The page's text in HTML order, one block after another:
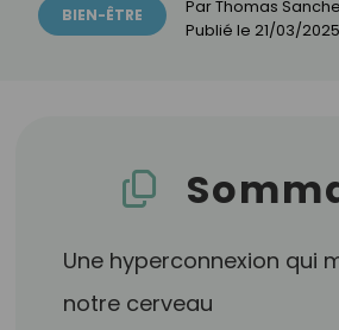
BIEN-ÊTRE ParThomas
Publié le 21/03/2025
Une hyperconnexion qui
notre cerveau